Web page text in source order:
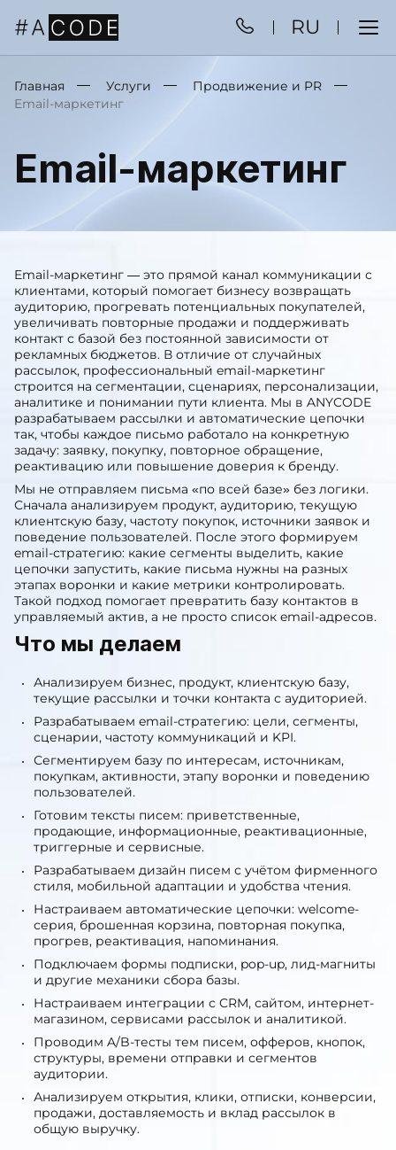
RU
Главная Услуги
Продвижение и PR
Email-маркетинг
Email-маркетинг
Email-маркетинг — это прямой канал коммуникации с
клиентами, который помогает бизнесу возвращать
аудиторию, прогревать потенциальных покупателей,
увеличивать повторные продажи и поддерживать
контакт с базой без постоянной зависимости от
рекламных бюджетов. В отличие от случайных
рассылок, профессиональный email-маркетинг
строится на сегментации, сценариях, персонализации,
аналитике и понимании пути клиента. Мы в ANYCODE
разрабатываем рассылки и автоматические цепочки
так, чтобы каждое письмо работало на конкретную
задачу: заявку, покупку, повторное обращение,
реактивацию или повышение доверия к бренду.
Мы не отправляем письма «по всей базе» без логики.
Сначала анализируем продукт, аудиторию, текущую
клиентскую базу, частоту покупок, источники заявок и
поведение пользователей. После этого формируем
email-стратегию: какие сегменты выделить, какие
цепочки запустить, какие письма нужны на разных
этапах воронки и какие метрики контролировать.
Такой подход помогает превратить базу контактов в
управляемый актив, а не просто список email-адресов.
Что мы делаем
Анализируем бизнес, продукт, клиентскую базу,
текущие рассылки и точки контакта с аудиторией.
Разрабатываем email-стратегию: цели, сегменты,
сценарии, частоту коммуникаций и KPI.
Сегментируем базу по интересам, источникам,
покупкам, активности, этапу воронки и поведению
пользователей.
Готовим тексты писем: приветственные,
продающие, информационные, реактивационные,
триггерные и сервисные.
Разрабатываем дизайн писем с учётом фирменного
стиля, мобильной адаптации и удобства чтения.
Настраиваем автоматические цепочки: welcome-
серия, брошенная корзина, повторная покупка,
прогрев, реактивация, напоминания.
Подключаем формы подписки, pop-up, лид-магниты
и другие механики сбора базы.
Настраиваем интеграции с CRM, сайтом, интернет-
магазином, сервисами рассылок и аналитикой.
Проводим A/B-тесты тем писем, офферов, кнопок,
структуры, времени отправки и сегментов
аудитории.
Анализируем открытия, клики, отписки, конверсии,
продажи, доставляемость и вклад рассылок в
общую выручку.